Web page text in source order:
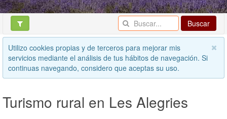
Buscar
Utilizo cookies propias y de terceros para mejorar mis
servicios mediante el análisis de tus hábitos de navegación. Si
continuas navegando, considero que aceptas su uso.
Turismo rural en Les Alegries